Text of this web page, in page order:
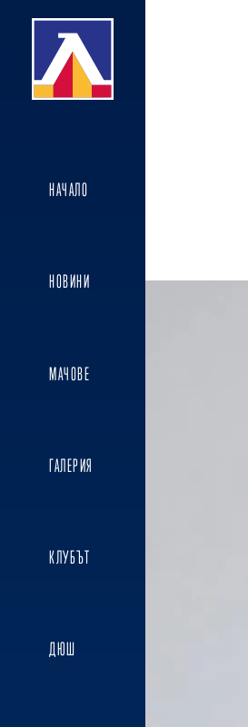
НАЧАЛО
НОВИНИ
МАЧОВЕ
ГАЛЕРИЯ
КЛУБЪТ
ДЮШ